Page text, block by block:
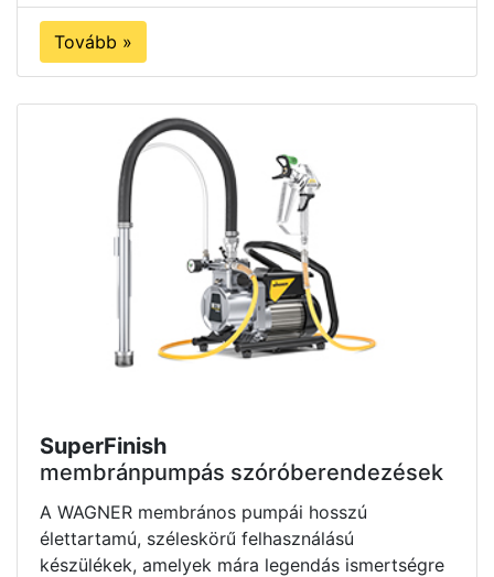
Tovább »
SuperFinish
membránpumpás szóróberendezések
A WAGNER membrános pumpái hosszú
élettartamú, széleskörű felhasználású
készülékek, amelyek mára legendás ismertségre